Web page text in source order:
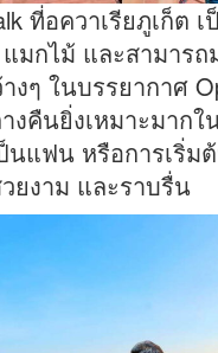
ที่อควาเรียภูเก็ต
มกไม้ และสามารถ
งๆ ในบรรยากาศ
งคืนยิ่งเหมาะมากใ
นแฟน หรือการเริ่ม
ยงาม และราบรื่น